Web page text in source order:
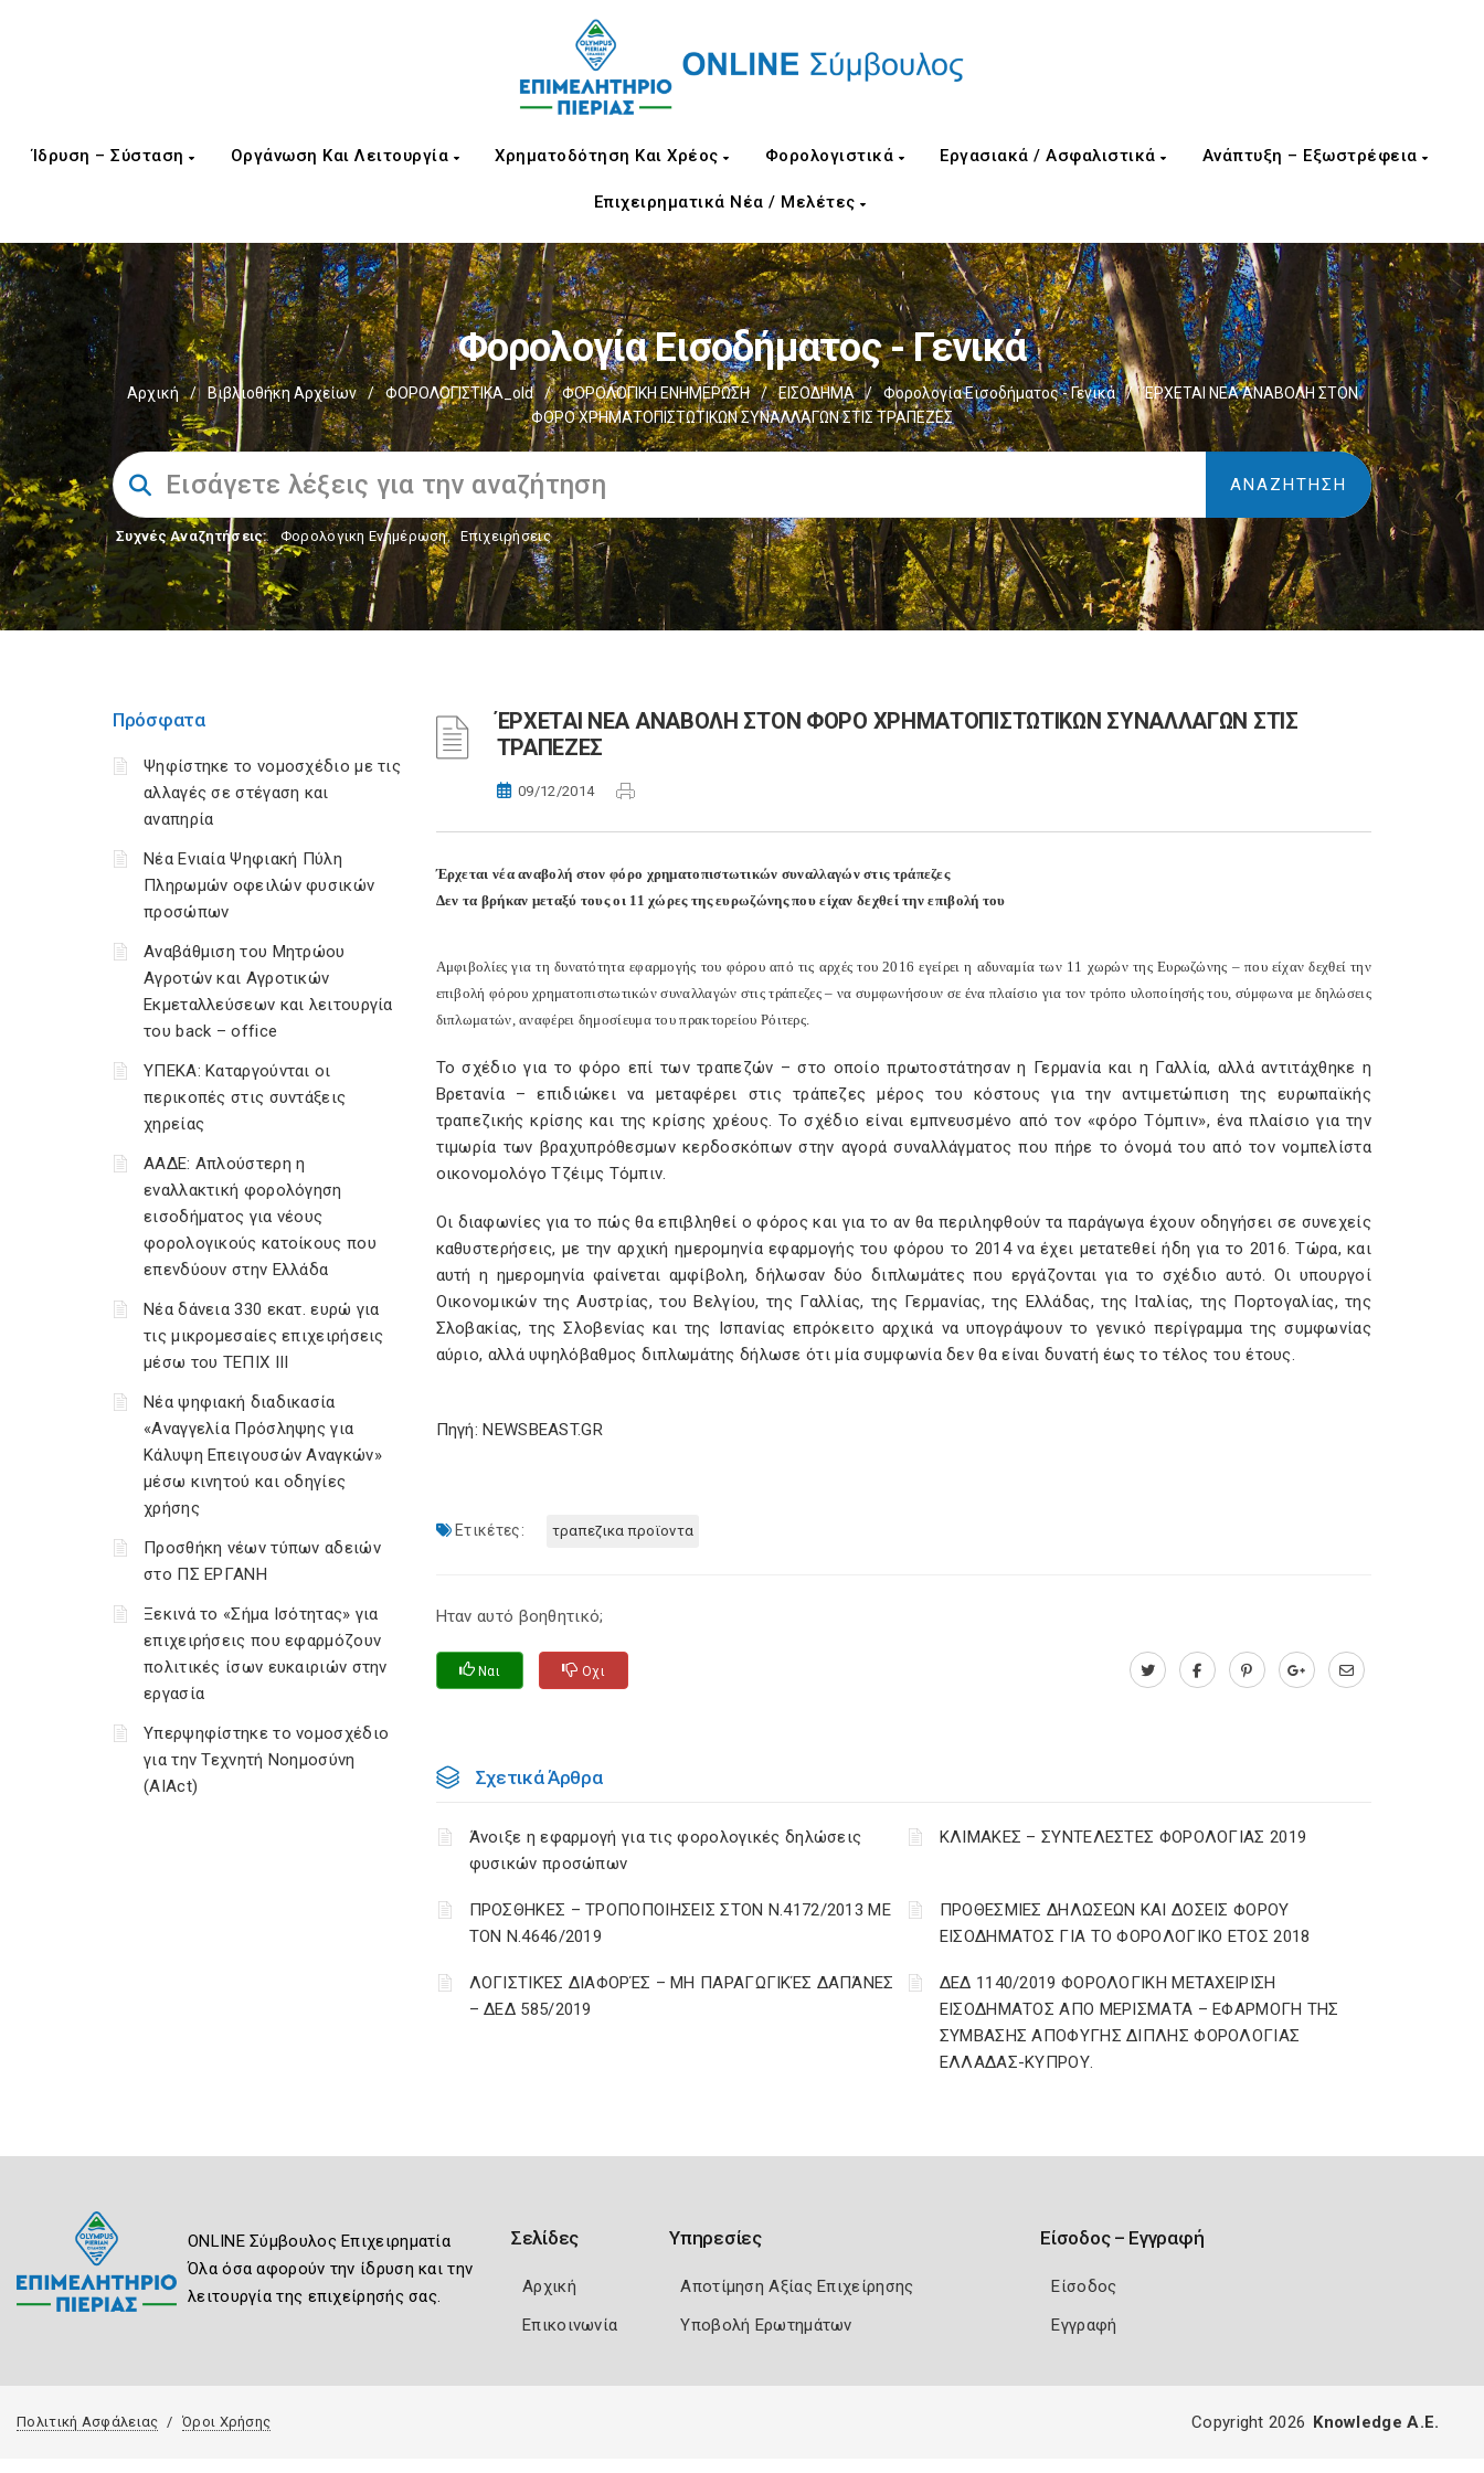
Ίδρυση – Σύσταση Οργάνωση Και Λειτουργία Χρηματοδότηση Και Χρέος Φορολογιστικά Εργασιακά / Ασφαλιστικά Ανάπτυξη – Εξωστρέφεια
Επιχειρηματικά Νέα / Μελέτες
Φορολογία Εισοδήματος - Γενικά
Αρχική / Βιβλιοθήκη Αρχείων / ΦΟΡΟΛΟΓΙΣΤΙΚΑ_old / ΦΟΡΟΛΟΓΙΚΗ ΕΝΗΜΕΡΩΣΗ / ΕΙΣΟΔΗΜΑ / Φορολογία Εισοδήματος - Γενικά /
ΈΡΧΕΤΑΙ ΝΕΑ ΑΝΑΒΟΛΗ ΣΤΟΝ
ΦΟΡΟ ΧΡΗΜΑΤΟΠΙΣΤΩΤΙΚΩΝ ΣΥΝΑΛΛΑΓΩΝ ΣΤΙΣ ΤΡΑΠΕΖΕΣ
Συχνές Αναζητήσεις: Φορολογικη Ενημέρωση, Επιχειρήσεις
Πρόσφατα
Ψηφίστηκε το νομοσχέδιο με τις
αλλαγές σε στέγαση και
αναπηρία
Νέα Ενιαία Ψηφιακή Πύλη
Πληρωμών οφειλών φυσικών
προσώπων
Αναβάθμιση του Μητρώου
Αγροτών και Αγροτικών
Εκμεταλλεύσεων και λειτουργία
του back – office
ΥΠΕΚΑ: Καταργούνται οι
περικοπές στις συντάξεις
χηρείας
ΑΑΔΕ: Απλούστερη η
εναλλακτική φορολόγηση
εισοδήματος για νέους
φορολογικούς κατοίκους που
επενδύουν στην Ελλάδα
Νέα δάνεια 330 εκατ. ευρώ για
τις μικρομεσαίες επιχειρήσεις
μέσω του ΤΕΠΙΧ ΙΙΙ
Νέα ψηφιακή διαδικασία
«Αναγγελία Πρόσληψης για
Κάλυψη Επειγουσών Αναγκών»
μέσω κινητού και οδηγίες
χρήσης
Προσθήκη νέων τύπων αδειών
στο ΠΣ ΕΡΓΑΝΗ
Ξεκινά το «Σήμα Ισότητας» για
επιχειρήσεις που εφαρμόζουν
πολιτικές ίσων ευκαιριών στην
εργασία
Υπερψηφίστηκε το νομοσχέδιο
για την Τεχνητή Νοημοσύνη
(AIAct)
ΈΡΧΕΤΑΙ ΝΕΑ ΑΝΑΒΟΛΗ ΣΤΟΝ ΦΟΡΟ ΧΡΗΜΑΤΟΠΙΣΤΩΤΙΚΩΝ ΣΥΝΑΛΛΑΓΩΝ ΣΤΙΣ
ΤΡΑΠΕΖΕΣ
09/12/2014
Έρχεται νέα αναβολή στον φόρο χρηματοπιστωτικών συναλλαγών στις τράπεζες
Δεν τα βρήκαν μεταξύ τους οι 11 χώρες της ευρωζώνης που είχαν δεχθεί την επιβολή του
Αμφιβολίες για τη δυνατότητα εφαρμογής του φόρου από τις αρχές του 2016 εγείρει η αδυναμία των 11 χωρών της Ευρωζώνης – που είχαν δεχθεί την
επιβολή φόρου χρηματοπιστωτικών συναλλαγών στις τράπεζες – να συμφωνήσουν σε ένα πλαίσιο για τον τρόπο υλοποίησής του, σύμφωνα με δηλώσεις
διπλωματών, αναφέρει δημοσίευμα του πρακτορείου Ρόιτερς.
Το σχέδιο για το φόρο επί των τραπεζών – στο οποίο πρωτοστάτησαν η Γερμανία και η Γαλλία, αλλά αντιτάχθηκε η
Βρετανία – επιδιώκει να μεταφέρει στις τράπεζες μέρος του κόστους για την αντιμετώπιση της ευρωπαϊκής
τραπεζικής κρίσης και της κρίσης χρέους. Το σχέδιο είναι εμπνευσμένο από τον «φόρο Τόμπιν», ένα πλαίσιο για την
τιμωρία των βραχυπρόθεσμων κερδοσκόπων στην αγορά συναλλάγματος που πήρε το όνομά του από τον νομπελίστα
οικονομολόγο Τζέιμς Τόμπιν.
Οι διαφωνίες για το πώς θα επιβληθεί ο φόρος και για το αν θα περιληφθούν τα παράγωγα έχουν οδηγήσει σε συνεχείς
καθυστερήσεις, με την αρχική ημερομηνία εφαρμογής του φόρου το 2014 να έχει μετατεθεί ήδη για το 2016. Τώρα, και
αυτή η ημερομηνία φαίνεται αμφίβολη, δήλωσαν δύο διπλωμάτες που εργάζονται για το σχέδιο αυτό. Οι υπουργοί
Οικονομικών της Αυστρίας, του Βελγίου, της Γαλλίας, της Γερμανίας, της Ελλάδας, της Ιταλίας, της Πορτογαλίας, της
Σλοβακίας, της Σλοβενίας και της Ισπανίας επρόκειτο αρχικά να υπογράψουν το γενικό περίγραμμα της συμφωνίας
αύριο, αλλά υψηλόβαθμος διπλωμάτης δήλωσε ότι μία συμφωνία δεν θα είναι δυνατή έως το τέλος του έτους.
Πηγή: NEWSBEAST.GR
Ετικέτες: τραπεζικα προϊοντα
Ηταν αυτό βοηθητικό;
Ναι Οχι
Σχετικά Άρθρα
Άνοιξε η εφαρμογή για τις φορολογικές δηλώσεις
φυσικών προσώπων
ΚΛΙΜΑΚΕΣ – ΣΥΝΤΕΛΕΣΤΕΣ ΦΟΡΟΛΟΓΙΑΣ 2019
ΠΡΟΣΘΗΚΕΣ – ΤΡΟΠΟΠΟΙΗΣΕΙΣ ΣΤΟΝ Ν.4172/2013 ΜΕ
ΤΟΝ Ν.4646/2019
ΠΡΟΘΕΣΜΙΕΣ ΔΗΛΩΣΕΩΝ ΚΑΙ ΔΟΣΕΙΣ ΦΟΡΟΥ
ΕΙΣΟΔΗΜΑΤΟΣ ΓΙΑ ΤΟ ΦΟΡΟΛΟΓΙΚΟ ΕΤΟΣ 2018
ΛΟΓΙΣΤΙΚΈΣ ΔΙΑΦΟΡΈΣ – ΜΗ ΠΑΡΑΓΩΓΙΚΈΣ ΔΑΠΆΝΕΣ
– ΔΕΔ 585/2019
ΔΕΔ 1140/2019 ΦΟΡΟΛΟΓΙΚΗ ΜΕΤΑΧΕΙΡΙΣΗ
ΕΙΣΟΔΗΜΑΤΟΣ ΑΠΟ ΜΕΡΙΣΜΑΤΑ – ΕΦΑΡΜΟΓΗ ΤΗΣ
ΣΥΜΒΑΣΗΣ ΑΠΟΦΥΓΗΣ ΔΙΠΛΗΣ ΦΟΡΟΛΟΓΙΑΣ
ΕΛΛΑΔΑΣ-ΚΥΠΡΟΥ.
ONLINE Σύμβουλος Επιχειρηματία
Όλα όσα αφορούν την ίδρυση και την
λειτουργία της επιχείρησής σας.
Σελίδες
Αρχική
Επικοινωνία
Υπηρεσίες
Αποτίμηση Αξίας Επιχείρησης
Υποβολή Ερωτημάτων
Είσοδος – Εγγραφή
Είσοδος
Εγγραφή
Πολιτική Ασφάλειας Όροι Χρήσης Copyright 2026 Knowledge A.E.